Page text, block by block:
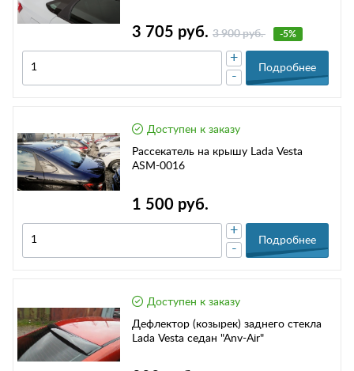
3 705 руб. 3 900 руб. -5%
-
+
Подробнее
Доступен к заказу
Рассекатель на крышу Lada Vesta
ASM-0016
1 500 руб.
-
+
Подробнее
Доступен к заказу
Дефлектор (козырек) заднего стекла
Lada Vesta седан "Anv-Air"